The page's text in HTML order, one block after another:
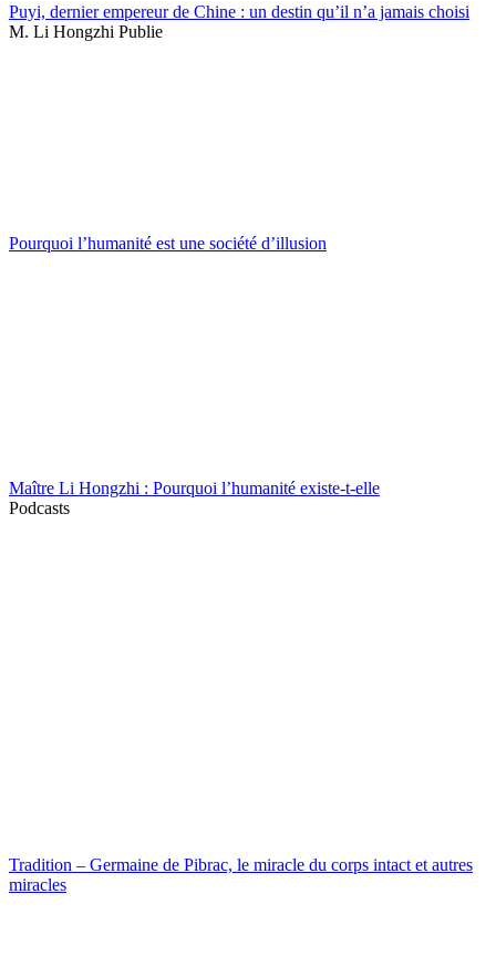
Puyi, dernier empereur de Chine : un destin qu’il n’a jamais choisi
M. Li Hongzhi Publie
Pourquoi l’humanité est une société d’illusion
Maître Li Hongzhi : Pourquoi l’humanité existe-t-elle
Podcasts
Tradition – Germaine de Pibrac, le miracle du corps intact et autres
miracles